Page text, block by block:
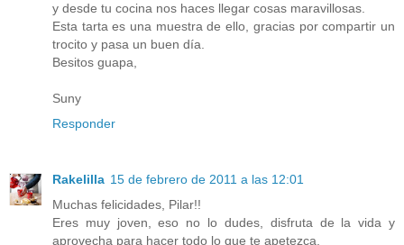
y desde tu cocina nos haces llegar cosas maravillosas.
Esta tarta es una muestra de ello, gracias por compartir un
trocito y pasa un buen día.
Besitos guapa,
Suny
Responder
Rakelilla 15 de febrero de 2011 a las 12:01
Muchas felicidades, Pilar!!
Eres muy joven, eso no lo dudes, disfruta de la vida y
aprovecha para hacer todo lo que te apetezca.